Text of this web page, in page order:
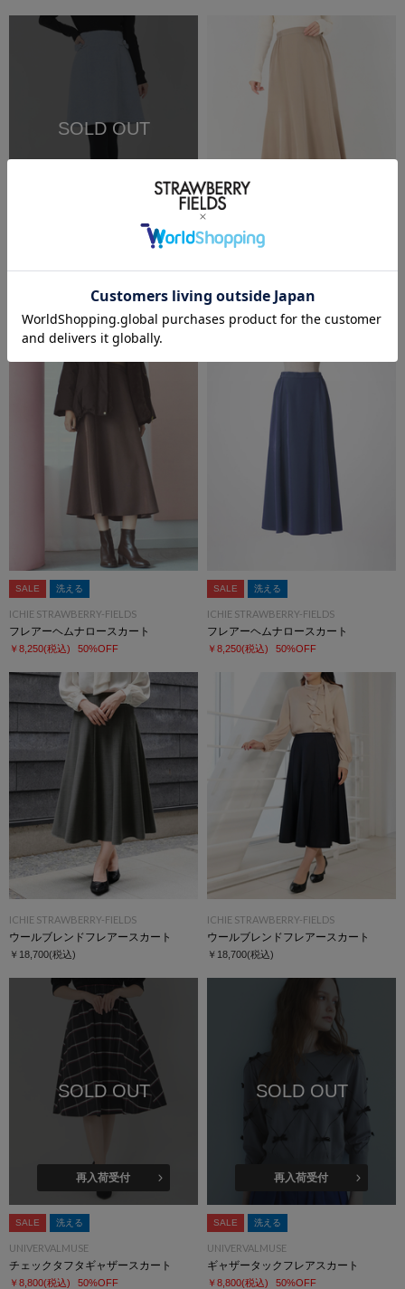
SOLD OUT
リボンモチーフミニスカート
￥9,900(税込) 50%OFF
フレアーヘムナロースカート
￥8,250(税込) 50%OFF
SALE 洗える
ICHIE STRAWBERRY-FIELDS
フレアーヘムナロースカート
￥8,250(税込) 50%OFF
SALE 洗える
ICHIE STRAWBERRY-FIELDS
フレアーヘムナロースカート
￥8,250(税込) 50%OFF
ICHIE STRAWBERRY-FIELDS
ウールブレンドフレアースカート
￥18,700(税込)
ICHIE STRAWBERRY-FIELDS
ウールブレンドフレアースカート
￥18,700(税込)
SOLD OUT
再入荷受付
SALE 洗える
UNIVERVALMUSE
チェックタフタギャザースカート
￥8,800(税込) 50%OFF
SOLD OUT
再入荷受付
SALE 洗える
UNIVERVALMUSE
ギャザータックフレアスカート
￥8,800(税込) 50%OFF